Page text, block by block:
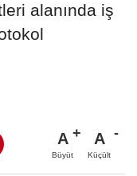
alanında iş
A
Büyüt
A
Küçült